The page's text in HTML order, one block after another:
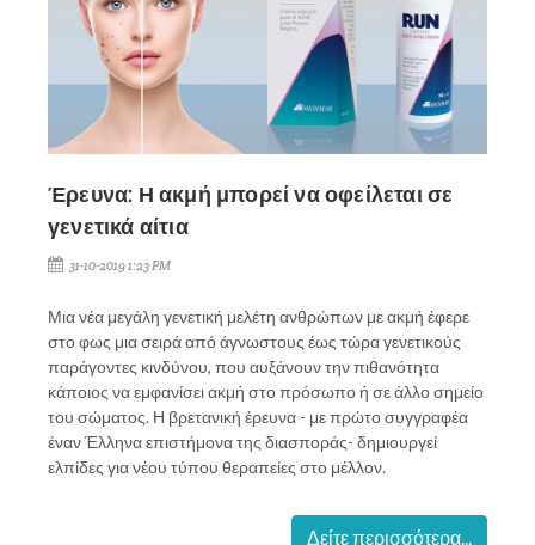
Έρευνα: Η ακμή μπορεί να οφείλεται σε
γενετικά αίτια
31-10-2019 1:23 PM
Μια νέα μεγάλη γενετική μελέτη ανθρώπων με ακμή έφερε
στο φως μια σειρά από άγνωστους έως τώρα γενετικούς
παράγοντες κινδύνου, που αυξάνουν την πιθανότητα
κάποιος να εμφανίσει ακμή στο πρόσωπο ή σε άλλο σημείο
του σώματος. Η βρετανική έρευνα - με πρώτο συγγραφέα
έναν Έλληνα επιστήμονα της διασποράς- δημιουργεί
ελπίδες για νέου τύπου θεραπείες στο μέλλον.
Δείτε περισσότερα...